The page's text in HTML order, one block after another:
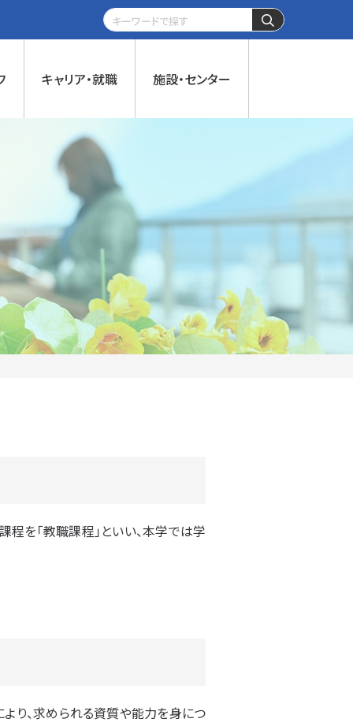
キャリア・就職 施設・センター
を「教職課程」といい、本学では学
り、求められる資質や能力を身につ